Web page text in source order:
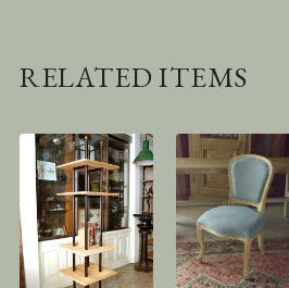
RELATED ITEMS